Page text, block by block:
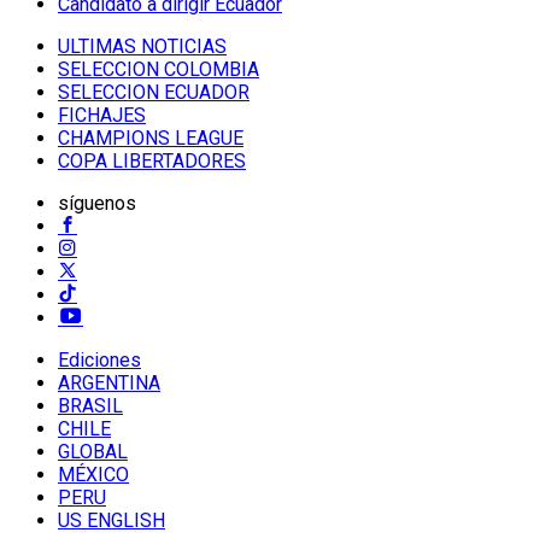
ULTIMAS NOTICIAS
SELECCION COLOMBIA
SELECCION ECUADOR
FICHAJES
CHAMPIONS LEAGUE
COPA LIBERTADORES
síguenos
Ediciones
ARGENTINA
BRASIL
CHILE
GLOBAL
MÉXICO
PERU
US ENGLISH